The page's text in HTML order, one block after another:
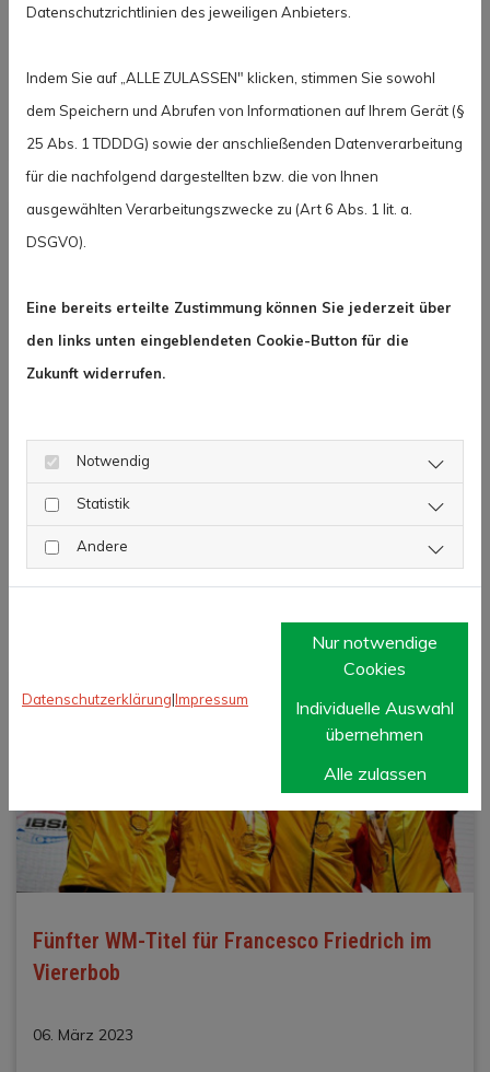
Deutsche Dreifach-Führung im Zweierbob-
Rennen
06. März 2023
Fünfter WM-Titel für Francesco Friedrich im
Viererbob
06. März 2023
Datenschutzrichtlinien des jeweiligen Anbieters.
Indem Sie auf „ALLE ZULASSEN" klicken, stimmen Sie sowohl
dem Speichern und Abrufen von Informationen auf Ihrem Gerät (§
25 Abs. 1 TDDDG) sowie der anschließenden Datenverarbeitung
für die nachfolgend dargestellten bzw. die von Ihnen
ausgewählten Verarbeitungszwecke zu (Art 6 Abs. 1 lit. a.
DSGVO).
Eine bereits erteilte Zustimmung können Sie jederzeit über
den links unten eingeblendeten Cookie-Button für die
Zukunft widerrufen.
Notwendig
Statistik
Andere
Datenschutzerklärung|Impressum
Nur notwendige
Cookies
Individuelle Auswahl
übernehmen
Alle zulassen